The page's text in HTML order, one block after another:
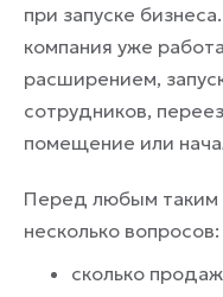
при запуске
компания уже
расширением,
сотрудников,
помещение или
Перед любым таким
несколько вопросов:
сколько